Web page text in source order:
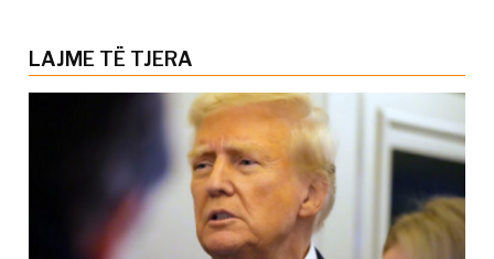
LAJME TË TJERA